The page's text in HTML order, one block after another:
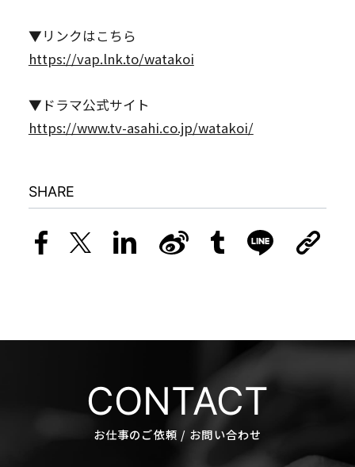
▼リンクはこちら
https://vap.lnk.to/watakoi
▼ドラマ公式サイト
https://www.tv-asahi.co.jp/watakoi/
SHARE
CONTACT
お仕事のご依頼 / お問い合わせ